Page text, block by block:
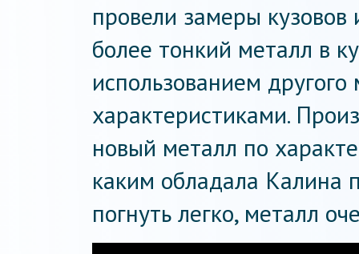
провели замеры кузовов
более тонкий металл в
использованием
характеристиками.
новый металл по
каким обладала Калина
погнуть легко, металл